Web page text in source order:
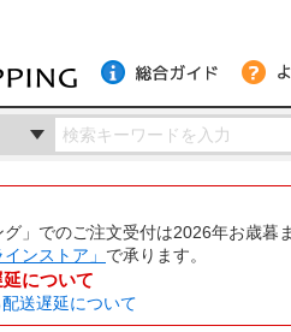
グ」でのご注文受付は2026年お歳
ンストア」 で承ります。
について
送遅延について